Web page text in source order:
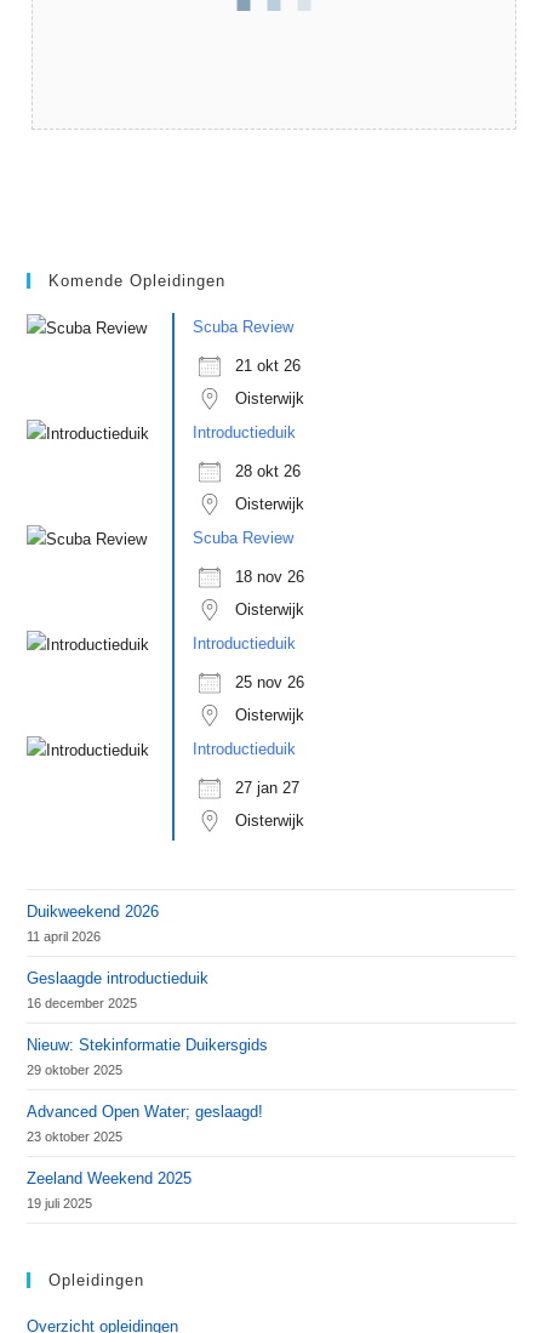
Komende Opleidingen
Scuba Review
21 okt 26
Oisterwijk
Introductieduik
28 okt 26
Oisterwijk
Scuba Review
18 nov 26
Oisterwijk
Introductieduik
25 nov 26
Oisterwijk
Introductieduik
27 jan 27
Oisterwijk
Duikweekend 2026
11 april 2026
Geslaagde introductieduik
16 december 2025
Nieuw: Stekinformatie Duikersgids
29 oktober 2025
Advanced Open Water; geslaagd!
23 oktober 2025
Zeeland Weekend 2025
19 juli 2025
Opleidingen
Overzicht opleidingen